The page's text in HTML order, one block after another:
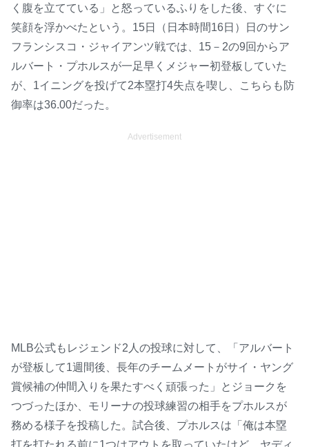
く腹を立てている」と怒っているふりをした後、すぐに
笑顔を浮かべたという。15日（日本時間16日）日のサン
フランシスコ・ジャイアンツ戦では、15－2の9回からア
ルバート・プホルスが一足早くメジャー初登板していた
が、1イニングを投げて2本塁打4失点を喫し、こちらも防
御率は36.00だった。
Advertisement
MLB公式もレジェンド2人の投球に対して、「アルバート
が登板して1週間後、長年のチームメートがサイ・ヤング
賞候補の仲間入りを果たすべく頑張った」とジョークを
つづったほか、モリーナの投球練習の相手をプホルスが
務める様子を投稿した。試合後、プホルスは「俺は本塁
打を打たれる前に1つはアウトを取っていたけど、ヤディ